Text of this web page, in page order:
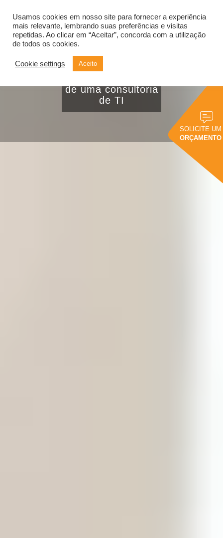
SOLICITE UM
ORÇAMENTO
Alternar
5 razões da sua
de uma consultoria
de TI
Usamos cookies em nosso site para fornecer a experiência
mais relevante, lembrando suas preferências e visitas
repetidas. Ao clicar em “Aceitar”, concorda com a utilização
de todos os cookies.
Cookie settings Aceito